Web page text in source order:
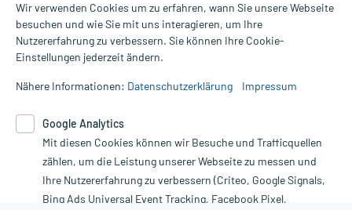
Alle Preise gelten inkl. MwSt., ggf. zzgl. Versandkosten
Informationen auf dieser Website werden ausschließlich für
die Untersuchung und Behandlung durch einen Arzt. Bitte
Therapien eingeleitet werden können. | Diese Webseite benutzt
Google Analytics. Lesen Sie bitte dazu die wichtigen Hinweise in
unserer Datenschutzerklärung. Für den Widerruf einer Bestellung
nutzen Sie das Formular:
Wir verwenden Cookies um zu erfahren, wann Sie unsere Webseite
besuchen und wie Sie mit uns interagieren, um Ihre
Nutzererfahrung zu verbessern. Sie können Ihre Cookie-
Einstellungen jederzeit ändern.
Nähere Informationen: Datenschutzerklärung Impressum
Google Analytics
Mit diesen Cookies können wir Besuche und Trafficquellen
zählen, um die Leistung unserer Webseite zu messen und
Ihre Nutzererfahrung zu verbessern (Criteo, Google Signals,
Bing Ads Universal Event Tracking, Facebook Pixel,